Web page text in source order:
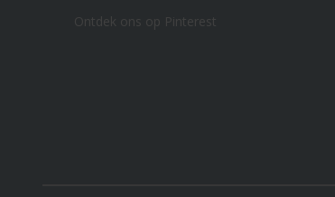
Ontdek ons op Pinterest